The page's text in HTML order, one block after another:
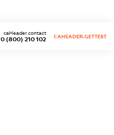
0 (800) 210 102
caHeader.contact
CAHEADER.GETTEST